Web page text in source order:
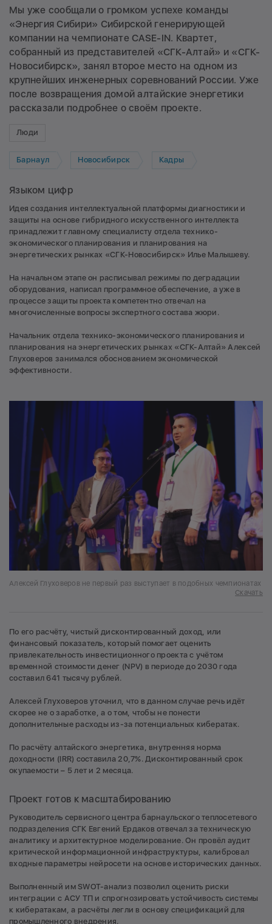
Мы уже сообщали о громком успехе команды
«Энергия Сибири» Сибирской генерирующей
компании на чемпионате CASE-IN. Квартет,
собранный из представителей «СГК-Алтай» и «СГК-
Новосибирск», занял второе место на одном из
крупнейших инженерных соревнований России. Уже
после возвращения домой алтайские энергетики
рассказали подробнее о своём проекте.
Люди
Барнаул Новосибирск Кадры
Языком цифр
Идея создания интеллектуальной платформы диагностики и
защиты на основе гибридного искусственного интеллекта
принадлежит главному специалисту отдела технико-
экономического планирования и планирования на
энергетических рынках «СГК-Новосибирск» Илье Малышеву.
На начальном этапе он расписывал режимы по деградации
оборудования, написал программное обеспечение, а уже в
процессе защиты проекта компетентно отвечал на
многочисленные вопросы экспертного состава жюри.
Начальник отдела технико-экономического планирования и
планирования на энергетических рынках «СГК-Алтай» Алексей
Глуховеров занимался обоснованием экономической
эффективности.
Алексей Глуховеров не первый раз выступает в подобных чемпионатах
Скачать
По его расчёту, чистый дисконтированный доход, или
финансовый показатель, который помогает оценить
привлекательность инвестиционного проекта с учётом
временной стоимости денег (NPV) в периоде до 2030 года
составил 641 тысячу рублей.
Алексей Глуховеров уточнил, что в данном случае речь идёт
скорее не о заработке, а о том, чтобы не понести
дополнительные расходы из-за потенциальных кибератак.
По расчёту алтайского энергетика, внутренняя норма
доходности (IRR) составила 20,7%. Дисконтированный срок
окупаемости – 5 лет и 2 месяца.
Проект готов к масштабированию
Руководитель сервисного центра барнаульского теплосетевого
подразделения СГК Евгений Ердаков отвечал за техническую
аналитику и архитектурное моделирование. Он провёл аудит
критической информационной инфраструктуры, калибровал
входные параметры нейросети на основе исторических данных.
Выполненный им SWOT-анализ позволил оценить риски
интеграции с АСУ ТП и спрогнозировать устойчивость системы
к кибератакам, а расчёты легли в основу спецификаций для
промышленного внедрения.